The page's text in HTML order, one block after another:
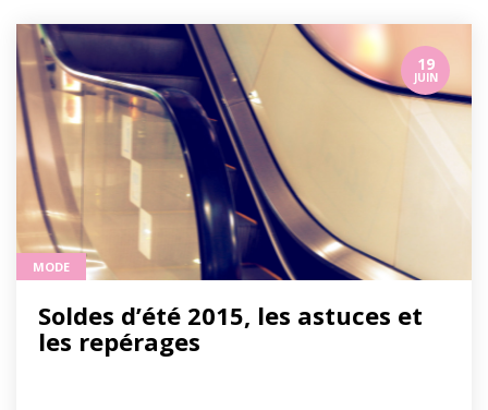
19
JUIN
MODE
Soldes d’été 2015, les astuces et
les repérages